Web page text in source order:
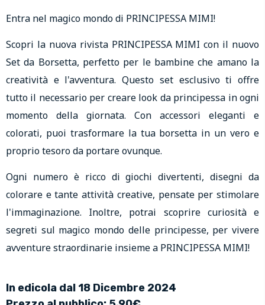
Entra nel magico mondo di PRINCIPESSA MIMI!
Scopri la nuova rivista PRINCIPESSA MIMI con il nuovo
Set da Borsetta, perfetto per le bambine che amano la
creatività e l'avventura. Questo set esclusivo ti offre
tutto il necessario per creare look da principessa in ogni
momento della giornata. Con accessori eleganti e
colorati, puoi trasformare la tua borsetta in un vero e
proprio tesoro da portare ovunque.
Ogni numero è ricco di giochi divertenti, disegni da
colorare e tante attività creative, pensate per stimolare
l'immaginazione. Inoltre, potrai scoprire curiosità e
segreti sul magico mondo delle principesse, per vivere
avventure straordinarie insieme a PRINCIPESSA MIMI!
In edicola dal 18 Dicembre 2024